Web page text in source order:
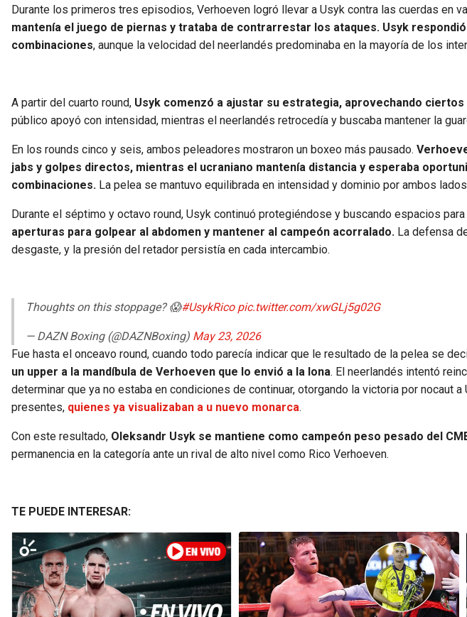
Durante los primeros tres episodios, Verhoeven logró llevar a Usyk contra las cuerdas en
mantenía el juego de piernas y trataba de contrarrestar los ataques. Usyk
combinaciones, aunque la velocidad del neerlandés predominaba en la mayoría de los
A partir del cuarto round, Usyk comenzó a ajustar su estrategia, aprovechando
público apoyó con intensidad, mientras el neerlandés retrocedía y buscaba mantener la
En los rounds cinco y seis, ambos peleadores mostraron un boxeo más pausado.
jabs y golpes directos, mientras el ucraniano mantenía distancia y esperaba
combinaciones. La pelea se mantuvo equilibrada en intensidad y dominio por ambos
Durante el séptimo y octavo round, Usyk continuó protegiéndose y buscando espacios
aperturas para golpear al abdomen y mantener al campeón acorralado. La defensa
desgaste, y la presión del retador persistía en cada intercambio.
Thoughts on this stoppage? 😱#UsykRico pic.twitter.com/xwGLj5g02G
— DAZN Boxing (@DAZNBoxing) May 23, 2026
Fue hasta el onceavo round, cuando todo parecía indicar que le resultado de la pelea se
un upper a la mandíbula de Verhoeven que lo envió a la lona. El neerlandés intentó
determinar que ya no estaba en condiciones de continuar, otorgando la victoria por nocaut
presentes, quienes ya visualizaban a u nuevo monarca.
Con este resultado, Oleksandr Usyk se mantiene como campeón peso pesado del
permanencia en la categoría ante un rival de alto nivel como Rico Verhoeven.
TE PUEDE INTERESAR: